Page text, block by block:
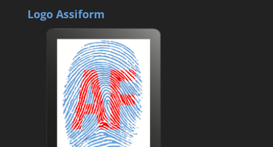
Logo Assiform